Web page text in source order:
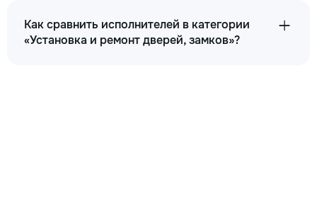
Как сравнить исполнителей в категории
«Установка и ремонт дверей, замков»?